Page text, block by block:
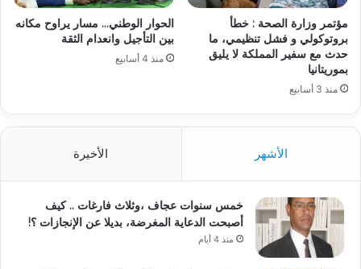
مؤتمر وزارة الصحة : خطأ
بروتوكولي و فشل تنظيمي، ما
حدث مع سفير المملكة لا يليق
بموريتانيا
منذ 3 أسابيع
الحوار الوطني… مسار يراوح مكانه
بين التأجيل وانعدام الثقة
منذ 4 أسابيع
الأشهر الأخيرة
خمس سنوات عجاف ،وثلاث فارغات .. كيف
أصبحت الدعاية المغرضة، بديلا عن الإنجازات ؟!
منذ 4 أيام